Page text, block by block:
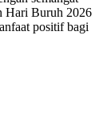
Hari Buruh 2026
positif bagi